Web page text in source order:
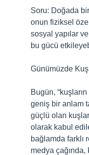
Soru: Doğada
onun fiziksel
sosyal yapılar
bu gücü
Günümüzde
Bugün,
geniş bir anlam
güçlü olan
olarak kabul
bağlamda farklı
medya